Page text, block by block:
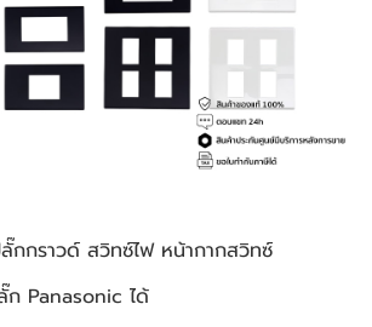
กกราวด์ สวิทซ์ไฟ หน้ากากสวิทซ์
ก Panasonic ได้